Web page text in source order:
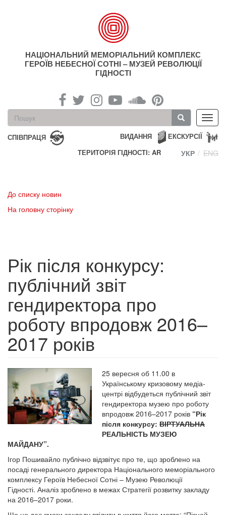
НАЦІОНАЛЬНИЙ МЕМОРІАЛЬНИЙ КОМПЛЕКС
ГЕРОЇВ НЕБЕСНОЇ СОТНІ – МУЗЕЙ РЕВОЛЮЦІЇ
ГІДНОСТІ
Пошукова
форма
Пошук
СПІВПРАЦЯ ЕКСКУРСІЇ
ВИДАННЯ
ТЕРИТОРІЯ ГІДНОСТІ: AR
УКР ENG
До списку новин
На головну сторінку
Рік після конкурсу:
публічний звіт
гендиректора про
роботу впродовж 2016–
2017 років
25 вересня об 11.00 в
Українському кризовому медіа-
центрі відбудеться публічний звіт
гендиректора музею про роботу
впродовж 2016–2017 років “Рік
після конкурсу:ВІРТУАЛЬНА
РЕАЛЬНІСТЬ МУЗЕЮ
МАЙДАНУ”.
Ігор Пошивайло публічно відзвітує про те, що зроблено на
посаді генерального директора Національного меморіального
комплексу Героїв Небесної Сотні – Музею Революції
Гідності. Аналіз зроблено в межах Стратегії розвитку закладу
на 2016–2017 роки.